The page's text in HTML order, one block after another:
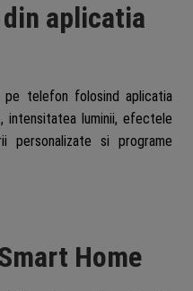
aplicatia
telefon folosind aplicatia
intensitatea luminii, efectele
personalizate si programe
Home